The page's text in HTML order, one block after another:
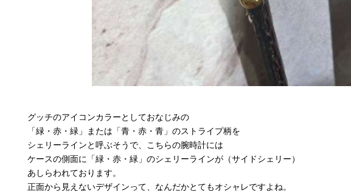
グッチのアイコンカラーとしておなじみの
「緑・赤・緑」または「青・赤・青」のストライプ柄を
シェリーラインと呼ぶそうで、こちらの腕時計には
ケースの側面に「緑・赤・緑」のシェリーラインが（サイドシェリー）
あしらわれております。
正面から見えないデザインって、なんだかとてもオシャレですよね。